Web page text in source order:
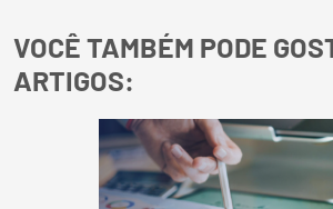
VOCÊ TAMBÉM PODE
ARTIGOS: